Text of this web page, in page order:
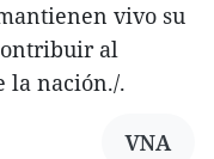
vivo su
al
la nación./.
VNA